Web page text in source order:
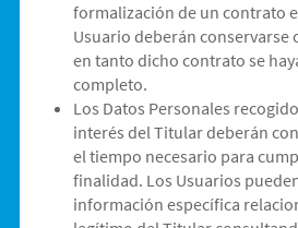
formalización de un contrato
Usuario deberán conservarse
en tanto dicho contrato se
completo.
Los Datos Personales
interés del Titular deberán
el tiempo necesario para
finalidad. Los Usuarios
información específica